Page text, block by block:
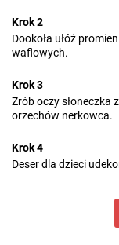
Krok 2
Dookoła ułóż
waflowych.
Krok 3
Zrób oczy słoneczka
orzechów nerkowca.
Krok 4
Deser dla dzieci